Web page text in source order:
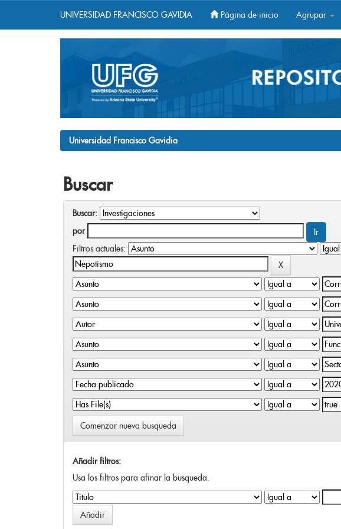
UNIVERSIDAD FRANCISCO GAVIDIA Página de inicio Agrupar
Universidad Francisco Gavidia
Buscar
Buscar:
por
Filtros actuales:
Comenzar nueva busqueda
Añadir filtros:
Usa los filtros para afinar la busqueda.